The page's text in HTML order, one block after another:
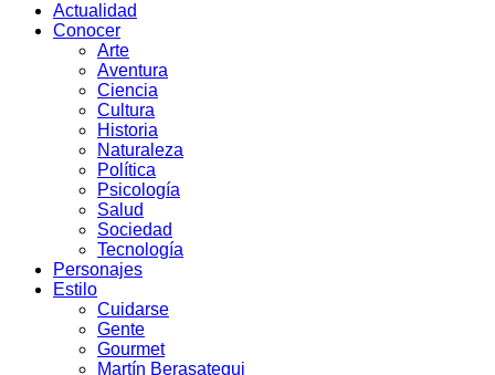
Actualidad
Conocer
Arte
Aventura
Ciencia
Cultura
Historia
Naturaleza
Política
Psicología
Salud
Sociedad
Tecnología
Personajes
Estilo
Cuidarse
Gente
Gourmet
Martín Berasategui